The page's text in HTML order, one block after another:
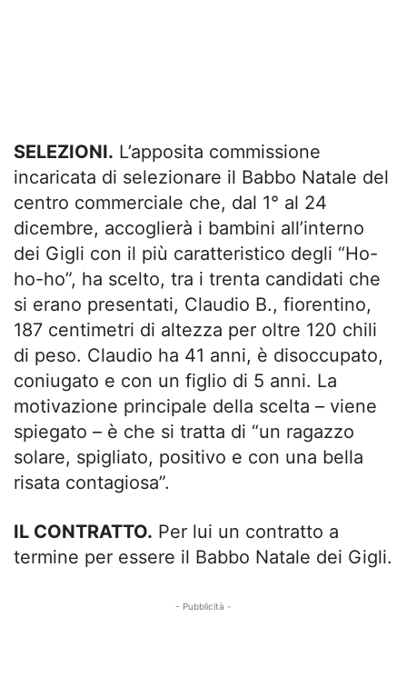
SELEZIONI. L’apposita commissione
incaricata di selezionare il Babbo Natale del
centro commerciale che, dal 1° al 24
dicembre, accoglierà i bambini all’interno
dei Gigli con il più caratteristico degli “Ho-
ho-ho”, ha scelto, tra i trenta candidati che
si erano presentati, Claudio B., fiorentino,
187 centimetri di altezza per oltre 120 chili
di peso. Claudio ha 41 anni, è disoccupato,
coniugato e con un figlio di 5 anni. La
motivazione principale della scelta – viene
spiegato – è che si tratta di “un ragazzo
solare, spigliato, positivo e con una bella
risata contagiosa”.
IL CONTRATTO. Per lui un contratto a
termine per essere il Babbo Natale dei Gigli.
- Pubblicità -